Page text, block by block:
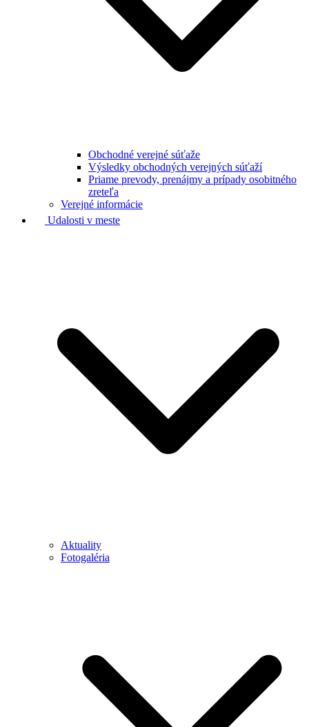
Obchodné verejné súťaže
Výsledky obchodných verejných súťaží
Priame prevody, prenájmy a prípady osobitného
zreteľa
Verejné informácie
Udalosti v meste
Aktuality
Fotogaléria